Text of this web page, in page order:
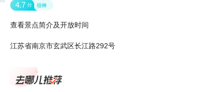
4.7 分 很棒
查看景点简介及开放时间
江苏省南京市玄武区长江路292号